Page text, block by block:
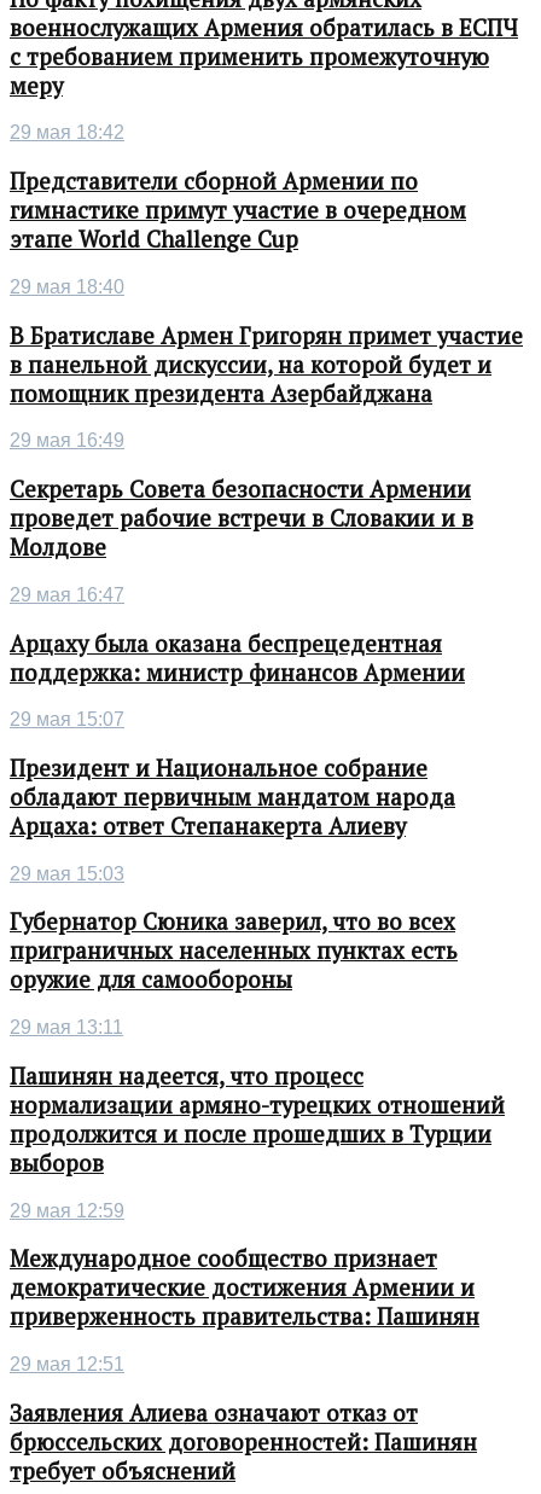
военнослужащих Армения обратилась в ЕСПЧ
с требованием применить промежуточную
меру
29 мая 18:42
Представители сборной Армении по
гимнастике примут участие в очередном
этапе World Challenge Cup
29 мая 18:40
В Братиславе Армен Григорян примет участие
в панельной дискуссии, на которой будет и
помощник президента Азербайджана
29 мая 16:49
Секретарь Совета безопасности Армении
проведет рабочие встречи в Словакии и в
Молдове
29 мая 16:47
Арцаху была оказана беспрецедентная
поддержка: министр финансов Армении
29 мая 15:07
Президент и Национальное собрание
обладают первичным мандатом народа
Арцаха: ответ Степанакерта Алиеву
29 мая 15:03
Губернатор Сюника заверил, что во всех
приграничных населенных пунктах есть
оружие для самообороны
29 мая 13:11
Пашинян надеется, что процесс
нормализации армяно-турецких отношений
продолжится и после прошедших в Турции
выборов
29 мая 12:59
Международное сообщество признает
демократические достижения Армении и
приверженность правительства: Пашинян
29 мая 12:51
Заявления Алиева означают отказ от
брюссельских договоренностей: Пашинян
требует объяснений